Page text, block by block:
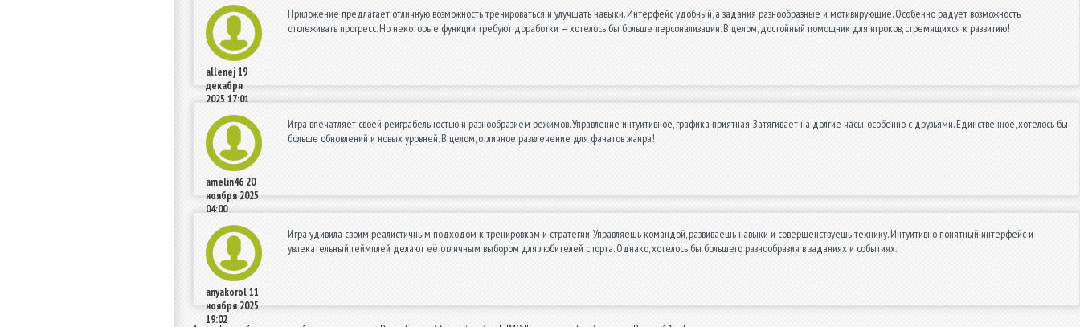
allenej19
декабря
2025 17:01
Приложение предлагает отличную возможность тренироваться и улучшать навыки. Интерфейс удобный, а задания разнообразные и мотивирующие. Особенно радует возможность
отслеживать прогресс. Но некоторые функции требуют доработки — хотелось бы больше персонализации. В целом, достойный помощник для игроков, стремящихся к развитию!
amelin46 20
ноября 2025
04:00
Игра впечатляет своей реиграбельностью и разнообразием режимов. Управление интуитивное, графика приятная. Затягивает на долгие часы, особенно с друзьями. Единственное, хотелось бы
больше обновлений и новых уровней. В целом, отличное развлечение для фанатов жанра!
anyakorol11
ноября 2025
19:02
Игра удивила своим реалистичным подходом к тренировкам и стратегии. Управляешь командой, развиваешь навыки и совершенствуешь технику. Интуитивно понятный интерфейс и
увлекательный геймплей делают её отличным выбором для любителей спорта. Однако, хотелось бы большего разнообразия в заданиях и событиях.